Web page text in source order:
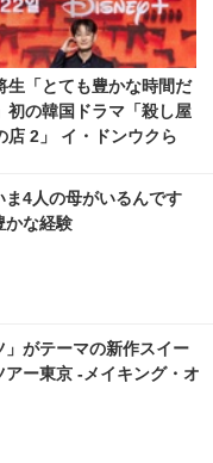
生「とても豊かな時間だ
初の韓国ドラマ「殺し屋
店 2」 イ・ドンウクら
像 | cinemacafe.net
4人の母がいるんです
な経験
がテーマの新作スイー
ー東京 -メイキング・オ